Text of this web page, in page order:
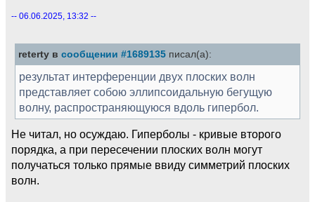
-- 06.06.2025, 13:32 --
reterty в сообщении #1689135 писал(а):
результат интерференции двух плоских волн
представляет собою эллипсоидальную бегущую
волну, распространяющуюся вдоль гипербол.
Не читал, но осуждаю. Гиперболы - кривые второго
порядка, а при пересечении плоских волн могут
получаться только прямые ввиду симметрий плоских
волн.